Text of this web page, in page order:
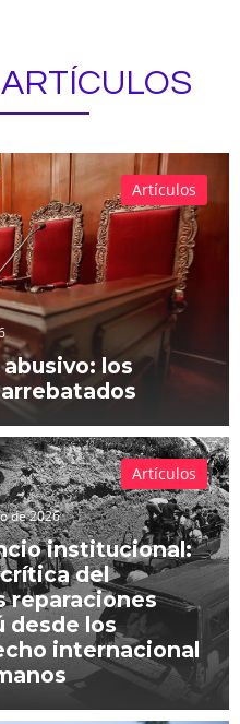
los
Artículos
de 2026
institucional:
del
reparaciones
desde los
internacional
Artículos